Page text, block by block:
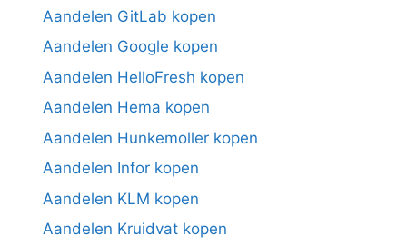
Aandelen GitLab kopen
Aandelen Google kopen
Aandelen HelloFresh kopen
Aandelen Hema kopen
Aandelen Hunkemoller kopen
Aandelen Infor kopen
Aandelen KLM kopen
Aandelen Kruidvat kopen